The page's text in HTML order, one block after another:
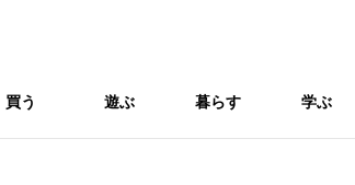
買う 遊ぶ 暮らす 学ぶ